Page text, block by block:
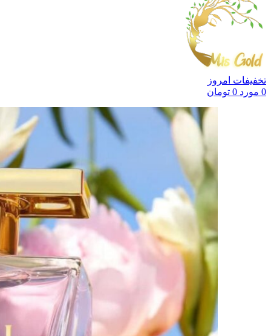
تخفیفات امروز
0 مورد 0 تومان